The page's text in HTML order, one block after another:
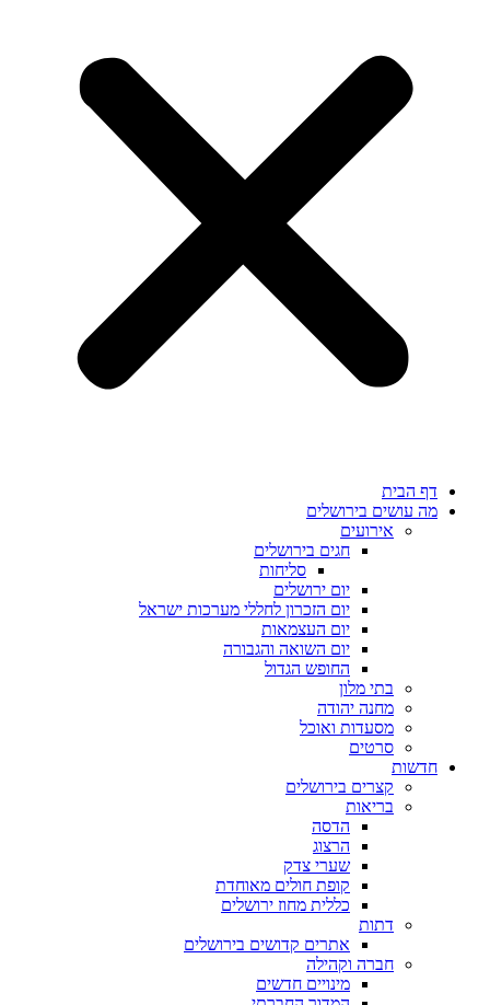
הבית
עושים בירושלים
אירועים
חגים בירושלים
סליחות
יום ירושלים
יום הזכרון לחללי מערכות ישראל
יום העצמאות
יום השואה והגבורה
החופש הגדול
בתי מלון
מחנה יהודה
מסעדות ואוכל
קצרים בירושלים
בריאות
שערי צדק
קופת חולים מאוחדת
כללית מחוז ירושלים
אתרים קדושים בירושלים
חברה וקהילה
מינויים חדשים